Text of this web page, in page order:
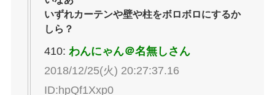
いずれカーテンや壁や柱をボロボロにするか
しら？
410: わんにゃん＠名無しさん
2018/12/25(火) 20:27:37.16
ID:hpQf1Xxp0